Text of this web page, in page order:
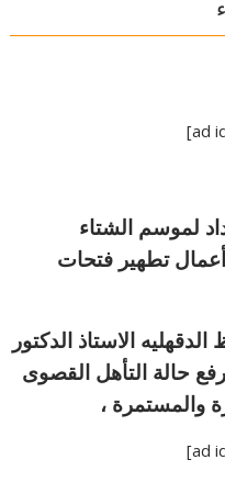
لموسم الشتاء
تطهير فتحات
الاستاذ الدكتور
حالة التأهل القصوى
والمستمرة ،